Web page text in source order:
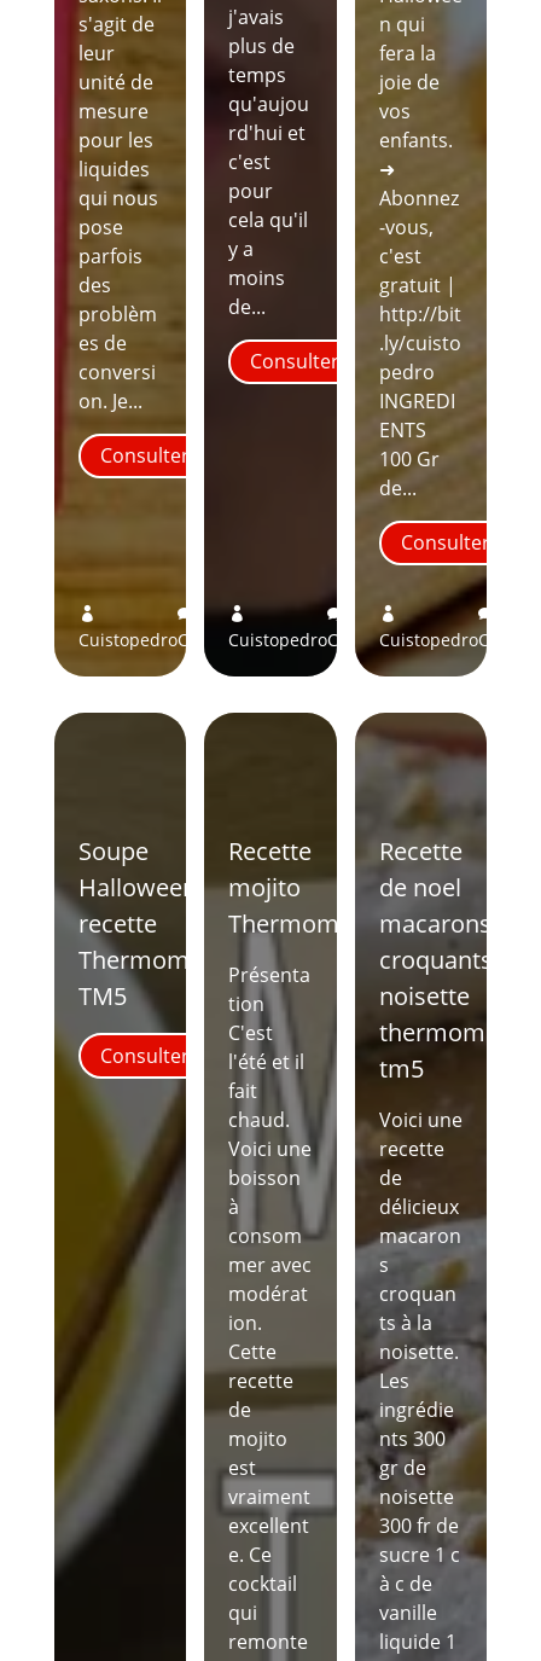
s'agit de
leur
unité de
mesure
pour les
liquides
qui nous
pose
parfois
des
problèm
es de
conversi
on. Je...
Consulter

Cuistopedro

0
Comments
j'avais
plus de
temps
qu'aujou
rd'hui et
c'est
pour
cela qu'il
y a
moins
de...
Consulter

Cuistopedro

Comments
n qui
fera la
joie de
vos
enfants.
➜
Abonnez
-vous,
c'est
gratuit |
http://bit
.ly/cuisto
pedro
INGREDI
ENTS
100 Gr
de...
Consulter

Cuistopedro

Soupe
Halloween
recette
Thermomix
TM5
Consulter
Recette
mojito
Thermomix
Présenta
tion
C'est
l'été et il
fait
chaud.
Voici une
boisson
à
consom
mer avec
modérat
ion.
Cette
recette
de
mojito
est
vraiment
excellent
e. Ce
cocktail
qui
remonte
Recette
de noel
macarons
croquants
noisette
thermomix
tm5
Voici une
recette
de
délicieux
macaron
s
croquan
ts à la
noisette.
Les
ingrédie
nts 300
gr de
noisette
300 fr de
sucre 1 c
à c de
vanille
liquide 1